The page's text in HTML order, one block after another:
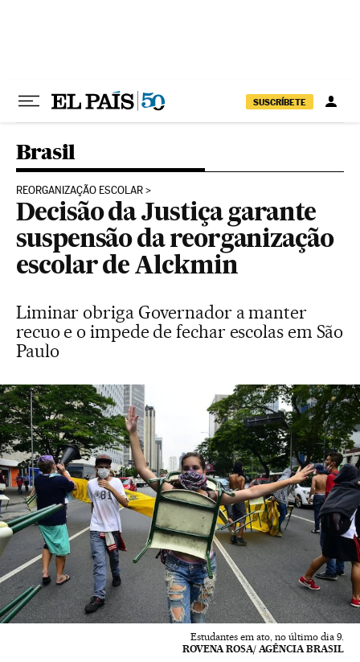
SUSCRÍBETE
Brasil
REORGANIZAÇÃO ESCOLAR
Decisão da Justiça garante
suspensão da reorganização
escolar de Alckmin
Liminar obriga Governador a manter
recuo e o impede de fechar escolas em São
Paulo
Estudantes em ato, no último dia 9.
ROVENA ROSA/ AGÊNCIA BRASIL